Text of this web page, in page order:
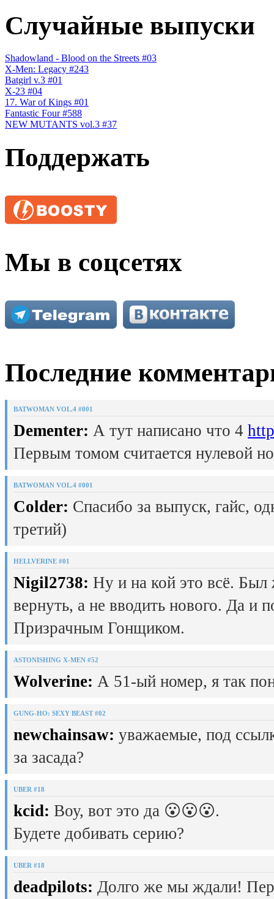
Случайные выпуски
Shadowland - Blood on the Streets #03
X-Men: Legacy #243
Batgirl v.3 #01
X-23 #04
17. War of Kings #01
Fantastic Four #588
NEW MUTANTS vol.3 #37
Поддержать
Мы в соцсетях
Последние
BATWOMAN VOL.4 #001
Dementer: А тут написано что 4
Первым томом считается нулевой
BATWOMAN VOL.4 #001
Colder: Спасибо за выпуск, гайс,
третий)
HELLVERINE #01
Nigil2738: Ну и на кой это всё.
вернуть, а не вводить нового. Да и
Призрачным Гонщиком.
ASTONISHING X-MEN #52
Wolverine: А 51-ый номер, я так
GUNG-HO: SEXY BEAST #02
newchainsaw: уважаемые, под
за засада?
UBER #18
kcid: Воу, вот это да 😮😮😮.
Будете добивать серию?
UBER #18
deadpilots: Долго же мы ждали!